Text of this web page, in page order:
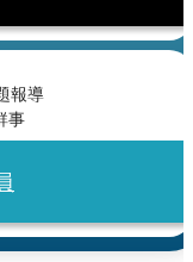
報導
事